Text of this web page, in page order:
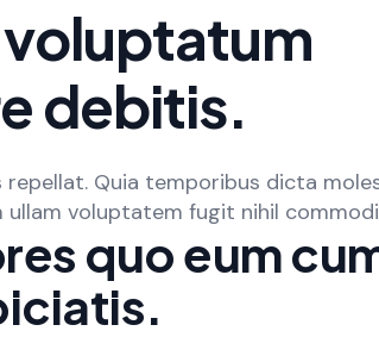
debitis.
Quia temporibus dicta
ullam voluptatem fugit nihil
quo eum